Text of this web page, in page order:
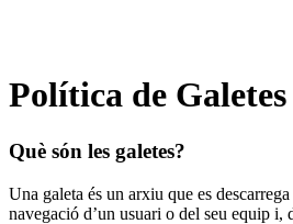
Política de Galetes
Què són les galetes?
Una galeta és un arxiu que es
navegació d’un usuari o del seu equip